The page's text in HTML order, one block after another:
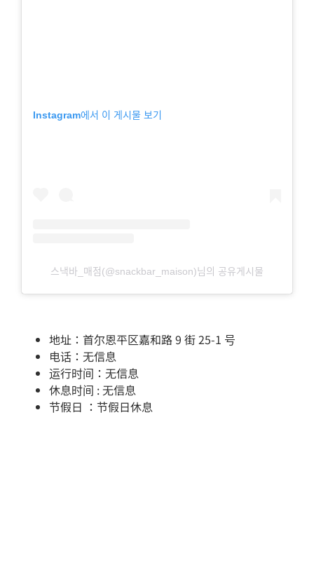
Instagram에서 이 게시물 보기
스낵바_매점(@snackbar_maison)님의 공유게시물
地址：首尔恩平区嘉和路 9 街 25-1 号
电话：无信息
运行时间：无信息
休息时间 : 无信息
节假日 ：节假日休息